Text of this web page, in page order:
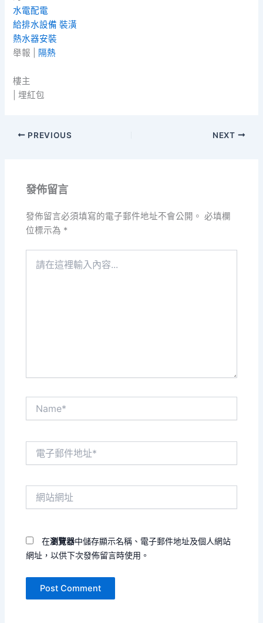
水電配電
給排水設備 裝潢
熱水器安裝
舉報 | 隔熱
樓主
|埋紅包
PREVIOUS NEXT
發佈留言
發佈留言必須填寫的電子郵件地址不會公開。 必填欄
位標示為 *
在瀏覽器中儲存顯示名稱、電子郵件地址及個人網站
網址，以供下次發佈留言時使用。